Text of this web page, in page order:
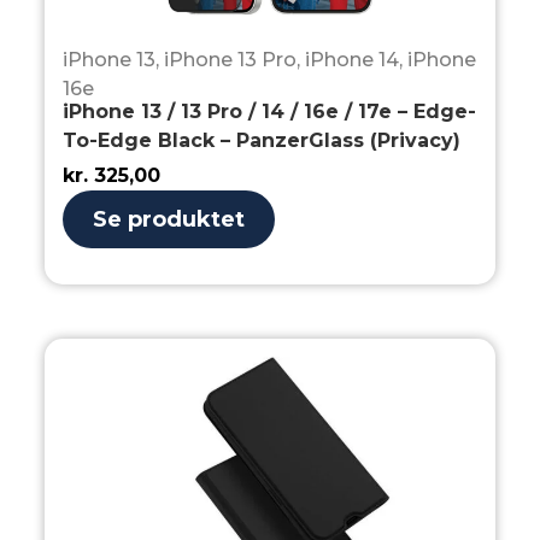
iPhone 13, iPhone 13 Pro, iPhone 14, iPhone
16e
iPhone 13 / 13 Pro / 14 / 16e / 17e – Edge-
To-Edge Black – PanzerGlass (Privacy)
kr. 325,00
Se produktet